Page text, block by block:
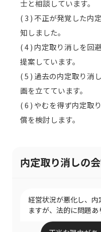
士と相談しています。
( 3 ) 不正が発覚した内
知しました。
( 4 ) 内定取り消しを回
提案しています。
( 5 ) 過去の内定取り消
画を立てています。
( 6 ) やむを得ず内定取
償を検討します。
内定取り消しの
経営状況が悪化し、
ますが、法的に問題あ